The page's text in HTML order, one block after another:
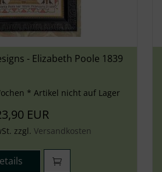
- Elizabeth Poole 1839
* Artikel nicht auf Lager
EUR
zzgl.Versandkosten